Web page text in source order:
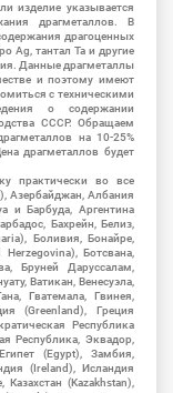
изделие указывается
драгметаллов. В
драгоценных
Ag, тантал Ta и другие
Данные драгметаллы
и поэтому имеют
с техническими
о содержании
СССР. Обращаем
на 10-25%
драгметаллов будет
практически во все
Азербайджан, Албания
и Барбуда, Аргентина
Бахрейн, Белиз,
Боливия, Бонайре,
Ботсвана,
Бруней Даруссалам,
Ватикан, Венесуэла,
Гватемала, Гвинея,
(Greenland), Греция
Республика
Республика, Эквадор,
(Egypt), Замбия,
(Ireland), Исландия
(Kazakhstan),